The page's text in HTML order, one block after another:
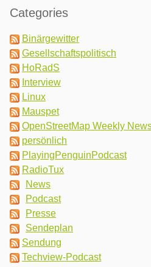
Categories
Binärgewitter
Gesellschaftspolitisch
HoRadS
Interview
Linux
Mauspet
OpenStreetMap Weekly
persönlich
PlayingPenguinPodcast
RadioTux
News
Podcast
Presse
Sendeplan
Sendung
Techview-Podcast